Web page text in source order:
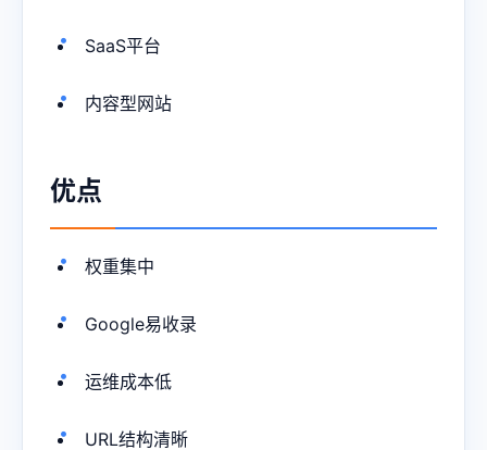
SaaS平台
内容型网站
优点
权重集中
Google易收录
运维成本低
URL结构清晰